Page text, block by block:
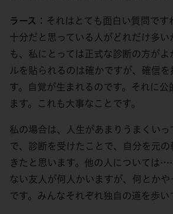
ラース
：それはとても面白い質問で
十分だと思っている人がどれだけ多い
も、私にとっては正式な診断の方がよ
ルを貼られるのは確かですが、確信を
す。自覚が生まれるのです。それに公
ます。これも大事なことです。
私の場合は、人生があまりうまくいっ
で、診断を受けたことで、自分を元
きたと思います。他の人については
ない友人が何人かいますが、何とかや
です。みんなそれぞれ独自の道を歩い